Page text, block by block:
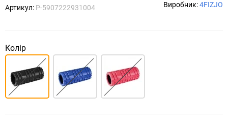
Артикул: P-5907222931004 Виробник:4FIZJO
Колір